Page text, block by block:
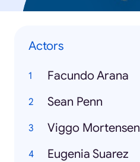
Actors
Facundo Arana
Sean Penn
Viggo Mortensen
Eugenia Suarez